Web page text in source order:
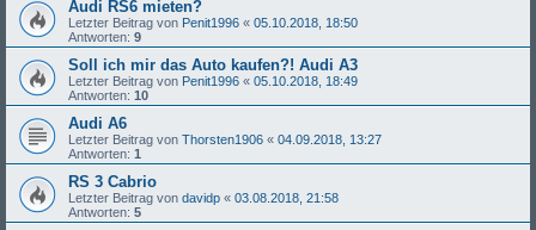
Audi RS6 mieten?
Letzter Beitrag von Penit1996 « 05.10.2018, 18:50
Antworten: 9
Soll ich mir das Auto kaufen?! Audi A3
Letzter Beitrag von Penit1996 « 05.10.2018, 18:49
Antworten: 10
Audi A6
Letzter Beitrag von Thorsten1906 « 04.09.2018, 13:27
Antworten: 1
RS 3 Cabrio
Letzter Beitrag von davidp « 03.08.2018, 21:58
Antworten: 5